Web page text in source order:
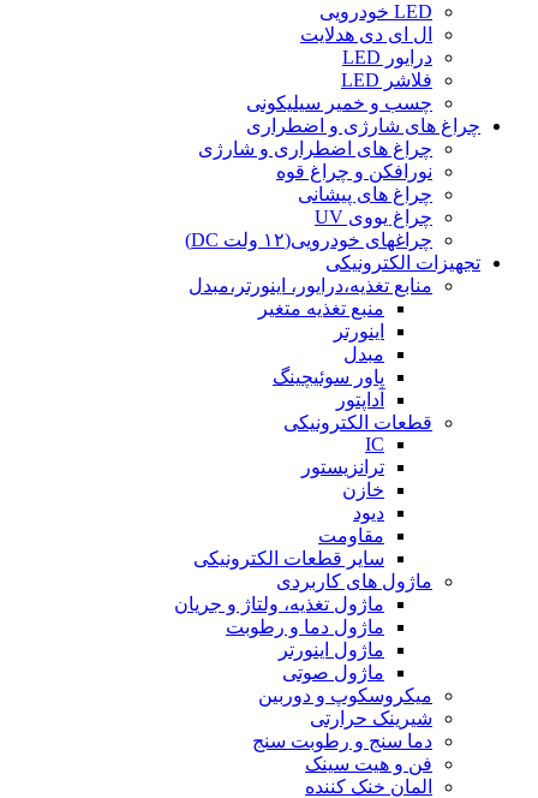
LED خودرویی
ال ای دی هدلایت
درایور LED
فلاشر LED
چسب و خمیر سیلیکونی
چراغ های شارژی و اضطراری
چراغ های اضطراری و شارژی
نورافکن و چراغ قوه
چراغ های پیشانی
چراغ یووی UV
چراغهای خودرویی(۱۲ ولت DC)
تجهیزات الکترونیکی
منابع تغذیه،درایور، اینورتر،مبدل
منبع تغذیه متغیر
اینورتر
مبدل
پاور سوئیچینگ
آداپتور
قطعات الکترونیکی
IC
ترانزیستور
خازن
دیود
مقاومت
سایر قطعات الکترونیکی
ماژول های کاربردی
ماژول تغذیه، ولتاژ و جریان
ماژول دما و رطوبت
ماژول اینورتر
ماژول صوتی
میکروسکوپ و دوربین
شیرینک حرارتی
دما سنج و رطوبت سنج
فن و هیت سینک
المان خنک کننده